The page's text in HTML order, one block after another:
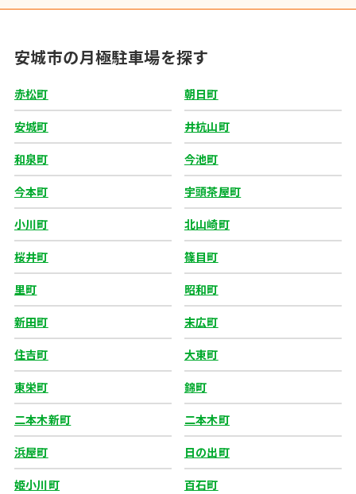
安城市の月極駐車場を探す
赤松町 朝日町
安城町 井杭山町
和泉町 今池町
今本町 宇頭茶屋町
小川町 北山崎町
桜井町 篠目町
里町 昭和町
新田町 末広町
住吉町 大東町
東栄町 錦町
二本木新町 二本木町
浜屋町 日の出町
姫小川町 百石町